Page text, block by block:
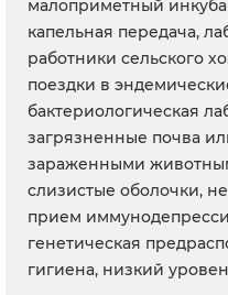
малоприметный
капельная передача,
работники сельского
поездки в
бактериологическая
загрязненные почва
зараженными
слизистые оболочки,
прием
генетическая
гигиена, низкий